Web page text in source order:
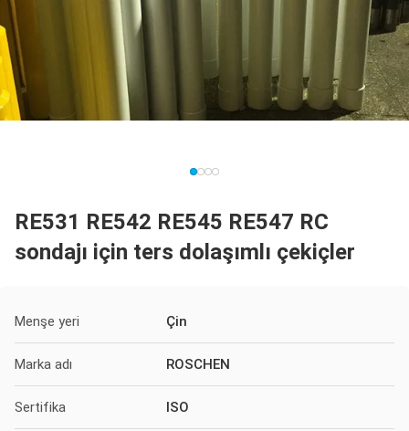
RE531 RE542 RE545 RE547 RC
sondajı için ters dolaşımlı çekiçler
Menşe yeri Çin
Marka adı ROSCHEN
Sertifika ISO